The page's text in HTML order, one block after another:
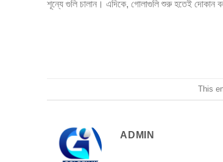
শূন্যে গুলি চালান। এদিকে, গোলাগুলি শুরু হতেই দোকান
This
ADMIN